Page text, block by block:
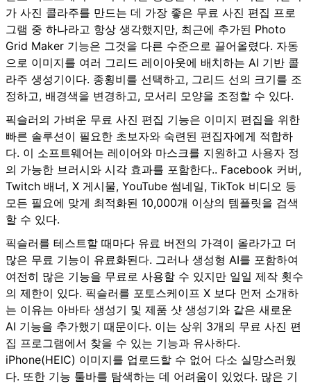
가 사진 콜라주를 만드는 데 가장 좋은 무료 사진 편집 프로
그램 중 하나라고 항상 생각했지만, 최근에 추가된 Photo
Grid Maker 기능은 그것을 다른 수준으로 끌어올렸다. 자동
으로 이미지를 여러 그리드 레이아웃에 배치하는 AI 기반 콜
라주 생성기이다. 종횡비를 선택하고, 그리드 선의 크기를 조
정하고, 배경색을 변경하고, 모서리 모양을 조정할 수 있다.
픽슬러의 가벼운 무료 사진 편집 기능은 이미지 편집을 위한
빠른 솔루션이 필요한 초보자와 숙련된 편집자에게 적합하
다. 이 소프트웨어는 레이어와 마스크를 지원하고 사용자 정
의 가능한 브러시와 시각 효과를 포함한다.. Facebook 커버,
Twitch 배너, X 게시물, YouTube 썸네일, TikTok 비디오 등
모든 필요에 맞게 최적화된 10,000개 이상의 템플릿을 검색
할 수 있다.
픽슬러를 테스트할 때마다 유료 버전의 가격이 올라가고 더
많은 무료 기능이 유료화된다. 그러나 생성형 AI를 포함하여
여전히 많은 기능을 무료로 사용할 수 있지만 일일 제작 횟수
의 제한이 있다. 픽슬러를 포토스케이프 X 보다 먼저 소개하
는 이유는 아바타 생성기 및 제품 샷 생성기와 같은 새로운
AI 기능을 추가했기 때문이다. 이는 상위 3개의 무료 사진 편
집 프로그램에서 찾을 수 있는 기능과 유사하다.
iPhone(HEIC) 이미지를 업로드할 수 없어 다소 실망스러웠
다. 또한 기능 툴바를 탐색하는 데 어려움이 있었다. 많은 기